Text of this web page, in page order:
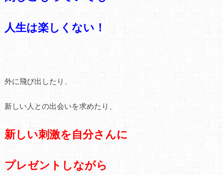
人生は楽しくない！
外に飛び出したり、
新しい人との出会いを求めたり、
新しい刺激を自分さんに
プレゼントしながら